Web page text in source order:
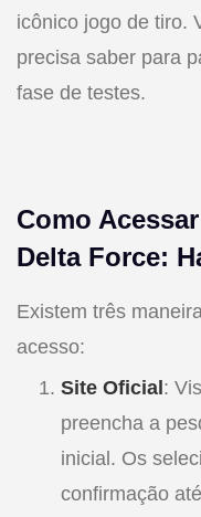
icônico jogo de tiro.
precisa saber para
fase de testes.
Como
Delta Force:
Existem três
acesso:
Site Oficial :
preencha a
inicial. Os
confirmação